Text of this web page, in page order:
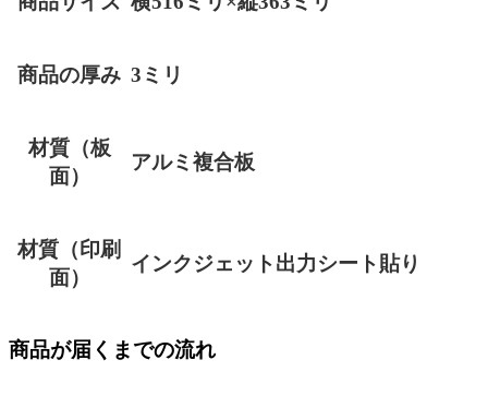
商品の厚み 3ミリ
材質（板
面）
アルミ複合板
材質（印刷
面）
インクジェット出力シート貼り
商品が届くまでの流れ